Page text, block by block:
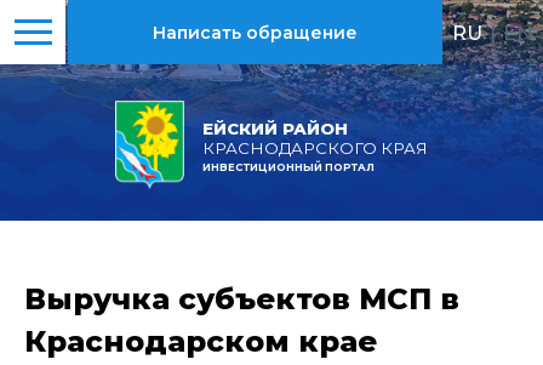
ЕЙСКИЙ РАЙОН
КРАСНОДАРСКОГО КРАЯ
ИНВЕСТИЦИОННЫЙ ПОРТАЛ
Написать обращение RU | EN
Выручка субъектов МСП в
Краснодарском крае